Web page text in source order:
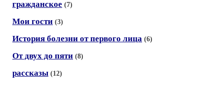
гражданское (7)
Мои гости (3)
История болезни от первого лица (6)
От двух до пяти (8)
рассказы (12)